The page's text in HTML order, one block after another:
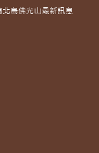
島佛光山最新訊息